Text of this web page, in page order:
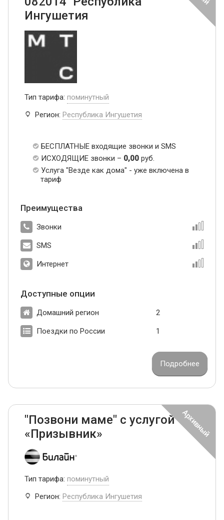
Ингушетия
Тип тарифа: поминутный
Регион: Республика Ингушетия
БЕСПЛАТНЫЕ входящие звонки и SMS
ИСХОДЯЩИЕ звонки – 0,00 руб.
Услуга "Везде как дома" - уже включена в
тариф
Преимущества
Звонки
SMS
Интернет
Доступные опции
Домашний регион 2
Поездки по России 1
Подробнее
"Позвони маме" с услугой
«Призывник»
Тип тарифа: поминутный
Регион: Республика Ингушетия